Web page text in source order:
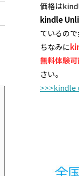
価格は
kindle
ているので
ちなみに
無料体験
さい。
>>>kindle